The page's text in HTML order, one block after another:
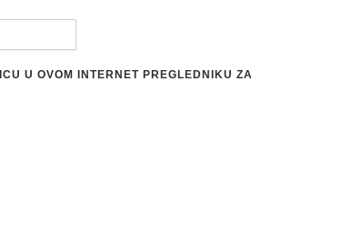
U OVOM INTERNET PREGLEDNIKU ZA